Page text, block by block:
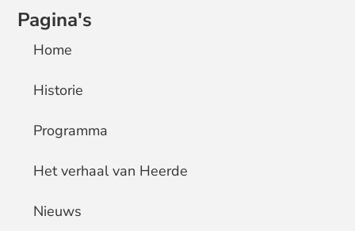
Pagina's
Home
Historie
Programma
Het verhaal van Heerde
Nieuws